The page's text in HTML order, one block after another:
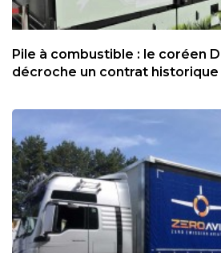
Pile à combustible : le coréen
décroche un contrat historique